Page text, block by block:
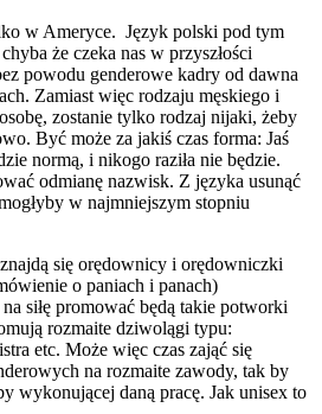
w Ameryce. Język polski pod tym
że czeka nas w przyszłości
powodu genderowe kadry od dawna
Zamiast więc rodzaju męskiego i
zostanie tylko rodzaj nijaki, żeby
Być może za jakiś czas forma: Jaś
normą, i nikogo raziła nie będzie.
odmianę nazwisk. Z języka usunąć
w najmniejszym stopniu
się orędownicy i orędowniczki
o paniach i panach)
siłę promować będą takie potworki
rozmaite dziwolągi typu:
etc. Może więc czas zająć się
na rozmaite zawody, tak by
wykonującej daną pracę. Jak unisex to